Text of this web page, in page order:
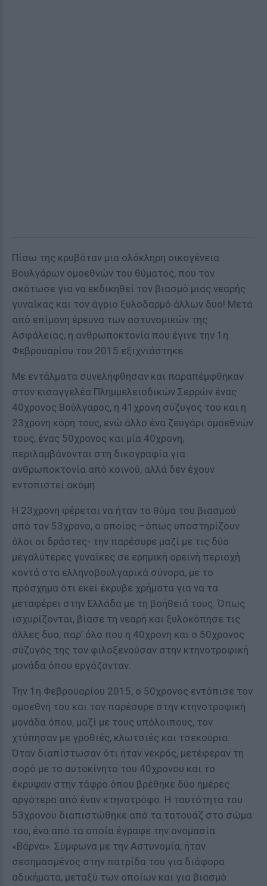
Πίσω της κρυβόταν μια ολόκληρη οικογένεια
Βουλγάρων ομοεθνών του θύματος, που τον
σκότωσε για να εκδικηθεί τον βιασμό μιας νεαρής
γυναίκας και τον άγριο ξυλοδαρμό άλλων δυο! Μετά
από επίμονη έρευνα των αστυνομικών της
Ασφάλειας, η ανθρωποκτονία που έγινε την 1η
Φεβρουαρίου του 2015 εξιχνιάστηκε.
Με εντάλματα συνελήφθησαν και παραπέμφθηκαν
στον εισαγγελέα Πλημμελειοδικών Σερρών ένας
40χρονος Βούλγαρος, η 41χρονη σύζυγος του και η
23χρονη κόρη τους, ενώ άλλο ένα ζευγάρι ομοεθνών
τους, ένας 50χρονος και μία 40χρονη,
περιλαμβάνονται στη δικογραφία για
ανθρωποκτονία από κοινού, αλλά δεν έχουν
εντοπιστεί ακόμη.
Η 23χρονη φέρεται να ήταν το θύμα του βιασμού
από τον 53χρονο, ο οποίος –όπως υποστηρίζουν
όλοι οι δράστες- την παρέσυρε μαζί με τις δύο
μεγαλύτερες γυναίκες σε ερημική ορεινή περιοχή
κοντά στα ελληνοβουλγαρικά σύνορα, με το
πρόσχημα ότι εκεί έκρυβε χρήματα για να τα
μεταφέρει στην Ελλάδα με τη βοήθειά τους. Όπως
ισχυρίζονται, βίασε τη νεαρή και ξυλοκόπησε τις
άλλες δυο, παρ’ όλο που η 40χρονη και ο 50χρονος
σύζυγός της τον φιλοξενούσαν στην κτηνοτροφική
μονάδα όπου εργάζονταν.
Την 1η Φεβρουαρίου 2015, ο 50χρονος εντόπισε τον
ομοεθνή του και τον παρέσυρε στην κτηνοτροφική
μονάδα όπου, μαζί με τους υπόλοιπους, τον
χτύπησαν με γροθιές, κλωτσιές και τσεκούρια.
Όταν διαπίστωσαν ότι ήταν νεκρός, μετέφεραν τη
σορό με το αυτοκίνητο του 40χρονου και το
έκρυψαν στην τάφρο όπου βρέθηκε δύο ημέρες
αργότερα από έναν κτηνοτρόφο. Η ταυτότητα του
53χρονου διαπιστώθηκε από τα τατουάζ στο σώμα
του, ένα από τα οποία έγραφε την ονομασία
«Βάρνα». Σύμφωνα με την Αστυνομία, ήταν
σεσημασμένος στην πατρίδα του για διάφορα
αδικήματα, μεταξύ των οποίων και για βιασμό.